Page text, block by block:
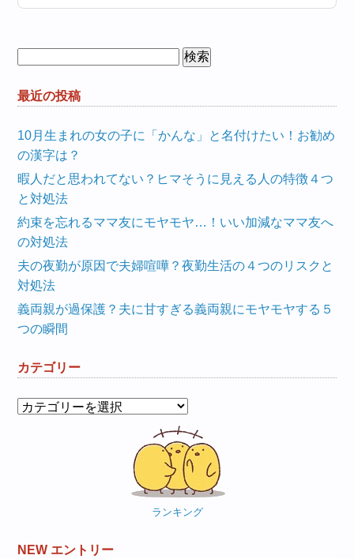
最近の投稿
10月生まれの女の子に「かんな」と名付けたい！お勧め
の漢字は？
暇人だと思われてない？ヒマそうに見える人の特徴４つ
と対処法
約束を忘れるママ友にモヤモヤ…！いい加減なママ友へ
の対処法
夫の夜勤が原因で夫婦喧嘩？夜勤生活の４つのリスクと
対処法
義両親が過保護？夫に甘すぎる義両親にモヤモヤする５
つの瞬間
カテゴリー
カ
ランキング
NEW エントリー